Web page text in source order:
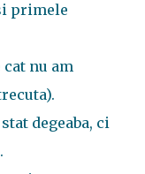
primele
nu am
degeaba, ci